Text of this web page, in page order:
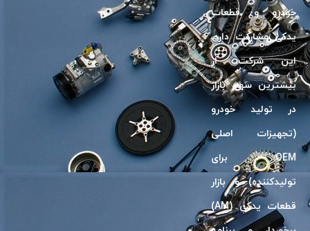
خودرو و قطعات
یدکی مشارکت دارد.
این شرکت، از
بیشترین سهم بازار
در تولید خودرو
(تجهیزات اصلی
OEM برای
تولیدکننده) و بازار
قطعات یدکی (AM)